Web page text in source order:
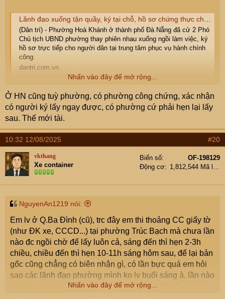
Lãnh đạo xuống tận quầy, ký tại chỗ, hồ sơ chứng thực chỉ mất 15 phút
(Dân trí) - Phường Hoà Khánh ở thành phố Đà Nẵng đã cử 2 Phó
Chủ tịch UBND phường thay phiên nhau xuống ngồi làm việc, ký
hồ sơ trực tiếp cho người dân tại trung tâm phục vụ hành chính
công.
dantri.com.vn
quyền cũng bị ức chế vì phong cách làm việc của các
công bộc của dân.
Nay đọc được thông tin này thấy bất ngờ quá, hay chỉ tại
e đen đủi dính vào những chỗ công bộc lởm nhỉ . Các cụ
có trải nghiệm tích cực khi đi làm bất kể loại giấy tờ gì có
thể chia sẻ được ko.
( e ở HN ạ )
Nhấn vào đây để mở rộng...
Ở HN cũng tuỳ phường, có phường công chứng, xác nhận
có người ký lấy ngay được, có phường cứ phải hẹn lại lấy
sau. Thế mới tài.
10:32 12/08/2025 #20
vkthang
Xe container
Biển số
OF-198129
Động cơ
NguyenAn1219 nói:
Em lv ở Q.Ba Đình (cũ), trc đây em thi thoảng CC giấy tờ
(như ĐK xe, CCCD...) tại phường Trúc Bạch mà chưa lần
nào đc ngồi chờ để lấy luôn cả, sáng đến thì hẹn 2-3h
chiều, chiều đến thì hẹn 10-11h sáng hôm sau, để lại bản
gốc cũng chẳng có biên nhận gì, có lần bực quá em hỏi
sao các lãnh đạo phường mình ko lv buổi sáng à, lần nào
cũng hẹn sang buổi khác thế, vậy là nhận đc câu trả lời
Nhấn vào đây để mở rộng...